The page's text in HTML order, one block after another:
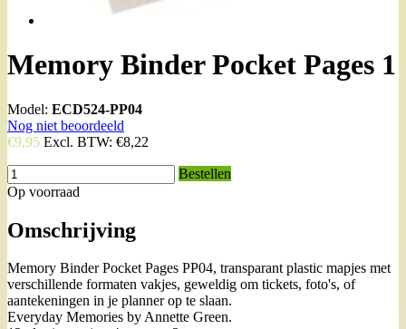
Memory Binder Pocket Pages 1
Model: ECD524-PP04
Nog niet beoordeeld
€9,95 Excl. BTW: €8,22
Bestellen
Op voorraad
Omschrijving
Memory Binder Pocket Pages PP04, transparant plastic mapjes met
verschillende formaten vakjes, geweldig om tickets, foto's, of
aantekeningen in je planner op te slaan.
Everyday Memories by Annette Green.